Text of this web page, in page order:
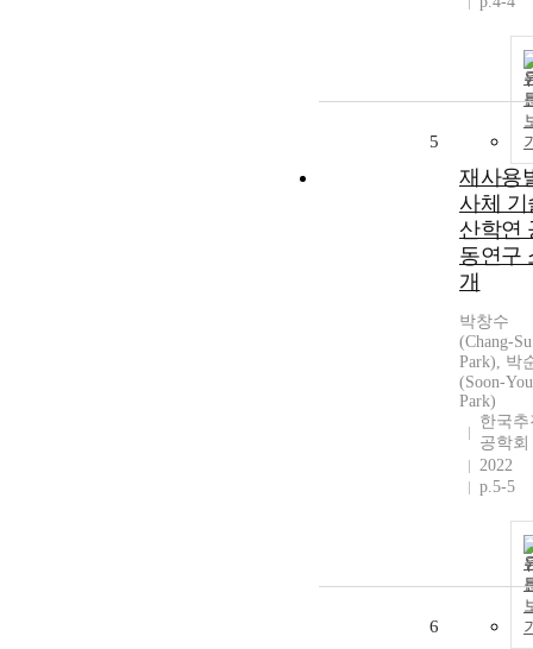
5
재사용
사체 기
산학연
동연구
개
박창수
(Chang-Su
Park), 박
(Soon-
Park)
한국추
공학회
2022
p.5-5
6